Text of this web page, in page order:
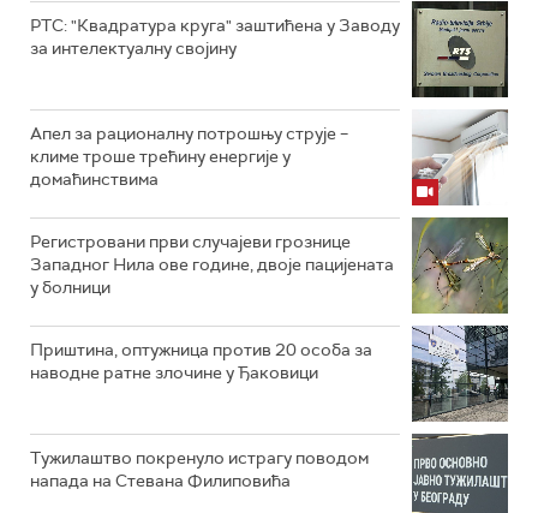
РТС: "Квадратура круга" заштићена у Заводу
за интелектуалну својину
Апел за рационалну потрошњу струје –
климе троше трећину енергије у
домаћинствима
Регистровани први случајеви грознице
Западног Нила ове године, двоје пацијената
у болници
Приштина, оптужница против 20 особа за
наводне ратне злочине у Ђаковици
Тужилаштво покренуло истрагу поводом
напада на Стевана Филиповића